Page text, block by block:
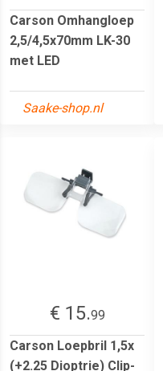
Carson Omhangloep
2,5/4,5x70mm LK-30
met LED
Saake-shop.nl
€ 15.99
Carson Loepbril 1,5x
(+2.25 Dioptrie) Clip-